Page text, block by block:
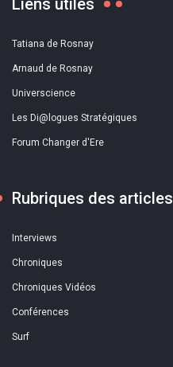
Liens utiles
Tatiana de Rosnay
Arnaud de Rosnay
Universcience
Les Di@logues Stratégiques
Forum Changer d'Ere
Rubriques des articles
Interviews
Chroniques
Chroniques Vidéos
Conférences
Surf